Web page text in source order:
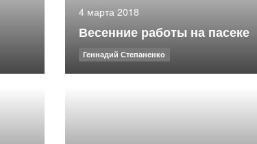
4 марта 2018
Весенние работы на пасеке
Геннадий Степаненко